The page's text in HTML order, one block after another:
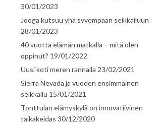
30/01/2023
Jooga kutsuu yhä syvempään seikkailuun
28/01/2023
40 vuotta elämän matkalla – mitä olen
oppinut? 19/01/2022
Uusi koti meren rannalla 23/02/2021
Sierra Nevada ja vuoden ensimmäinen
seikkailu 15/01/2021
Tonttulan elämyskylä on innovatiivinen
taikakeidas 30/12/2020